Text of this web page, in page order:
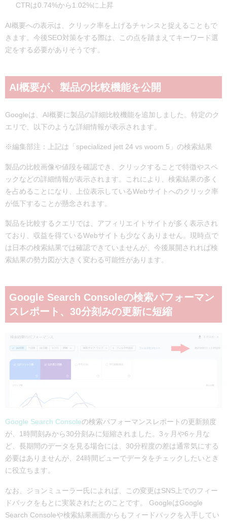
CTRは0.74%から1.02%に上昇
AI概要への表示は、クリック率を上げるチャンスと捉えることもで
きます。今後SEO対策をする際は、この点を踏まえてキーワード選
定をする必要がありそうです。
AI概要が、製品の比較機能を公開
Googleは、AI概要に製品の詳細比較機能を追加しました。特定のク
エリで、以下のような詳細情報が表示されます。
※編集部注：上記は「specialized jett 24 vs woom 5」の検索結果
製品の比較画像や値段を確認でき、クリックすることで特徴やスペ
ックなどの詳細情報が表示されます。これにより、検索結果の多く
を占めることになり、上位表示しているWebサイトへのクリック率
が低下することが懸念されます。
製品を比較するクエリでは、アフィリエイトサイトが多く表示され
ており、収益を得ているWebサイトも少なくありません。現時点で
は日本の検索結果では確認できていませんが、今後展開されれば検
索結果の勢力図が大きく変わる可能性があります。
Google Search Consoleの検索パフォーマン
スレポート、30分刻みの更新に短縮
Google Search Consoleの検索パフォーマンスレポートの更新頻度
が、1時間刻みから30分刻みに短縮されました。3ヶ月や6ヶ月な
ど、長期間のデータを見る場合には、30分程度の差は通常気にする
必要はありませんが、24時間ビューでデータをチェックしたいとき
に役立ちます。
なお、ジョンミューラー氏によれば、この変更はSNS上でのフィー
ドバックをもとに実装されたとのことです。 GoogleはGoogle
Search Consoleや検索結果画面からもフィードバックを入手してい